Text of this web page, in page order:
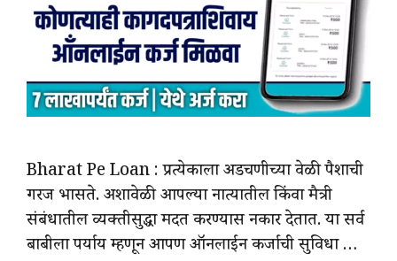
Bharat Pe Loan : प्रत्येकाला अडचणीच्या वेळी पैशाची
गरज भासते. अशावेळी आपल्या नात्यातील किंवा मैत्री
संबंधातील व्यक्तीसुद्धा मदत करण्यास नकार देतात. या सर्व
बाबीला पर्याय म्हणून आपण ऑनलाईन कर्जाची सुविधा …